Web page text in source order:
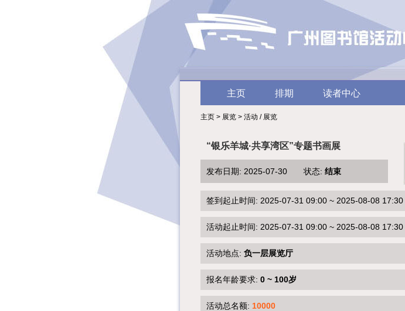
主页 排期 读者中心
主页 > 展览 > 活动 / 展览
“银乐羊城·共享湾区”专题书画展
发布日期: 2025-07-30 状态: 结束
签到起止时间: 2025-07-31 09:00 ~ 2025-08-08 17:30
活动起止时间: 2025-07-31 09:00 ~ 2025-08-08 17:30
活动地点: 负一层展览厅
报名年龄要求: 0 ~ 100岁
活动总名额: 10000